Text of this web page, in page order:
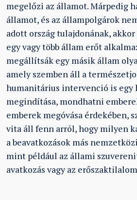
megelőzi az államot. Márpedig
államot, és az állampolgárok
adott ország tulajdonának, akkor
egy vagy több állam erőt
megállítsák egy másik állam
amely szemben áll a
humanitárius intervenció is egy
megindítása, mondhatni
emberek megóvása érdekében,
vita áll fenn arról, hogy milyen
a beavatkozások más
mint például az állami
avatkozás vagy az